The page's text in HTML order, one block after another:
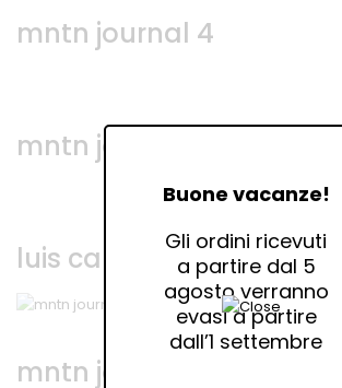
mntn journal 4
mntn journal 3
luis campos • via bellezza
mntn journal 2
Buone vacanze!
Gli ordini ricevuti
a partire dal 5
agosto verranno
evasi a partire
dall’1 settembre